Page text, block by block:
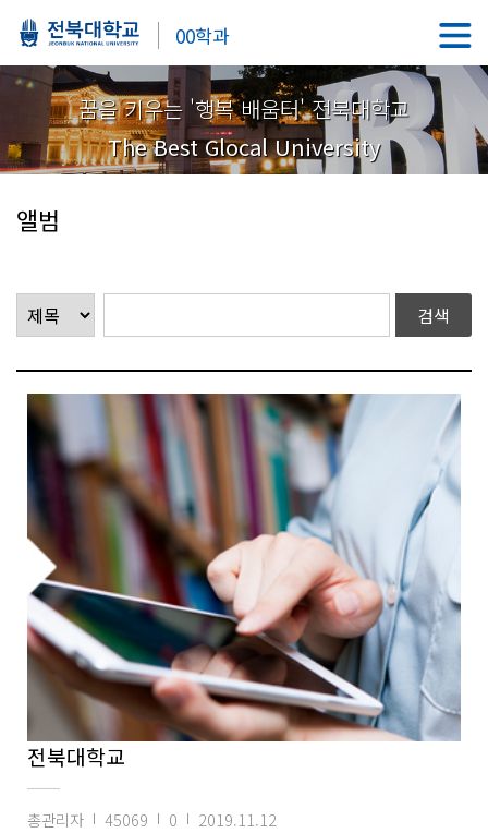
00학과
꿈을 키우는 '행복 배움터' 전북대학교
The Best Glocal University
앨범
전북대학교
총관리자 45069 0 2019.11.12